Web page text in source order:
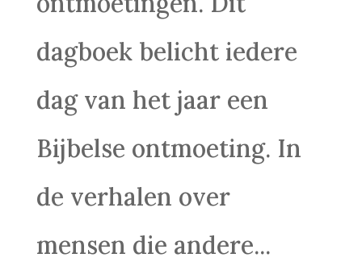
dagboek belicht iedere
dag van het jaar een
Bijbelse ontmoeting. In
de verhalen over
mensen die andere...